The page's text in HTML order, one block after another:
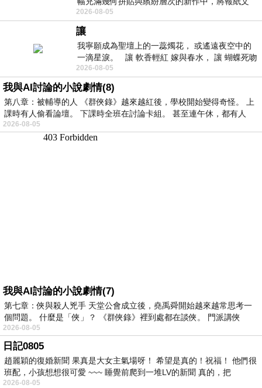
字、彩色剪紙與明亮顏料層層
2026-08-05
讓
我寧願成為聖壇上的一蕊燭花， 或遙遠夜空中的
一滴星淚。 讓 軟香輕紅 嫁與春水， 讓 蝴蝶死吻
夏日最後一瓣玫瑰， 讓
2026-08-05
我與AI討論的小說劇情(8)
第八章：被輔導的人 《群俠錄》越來越紅後，學校開始變得奇怪。 上
課時有人偷看論壇。 下課時全班在討論卡組。 甚至連午休，都有人
2026-08-05
我與AI討論的小說劇情(7)
第七章：俠與殺人兇手 天堂公會成立後，堯禹舜開始越來越常思考一
個問題。 什麼是「俠」？ 《群俠錄》裡到處都在談俠。 門派講俠
2026-08-05
日記0805
趙麗穎的復婚新聞 果真是大女主氣場呀！ 希望是真的！祝福！ 他們很
班配，小孩想想很可愛 ~~~ 睡覺前爬到一堆LV的新聞 真的，把
2026-08-05